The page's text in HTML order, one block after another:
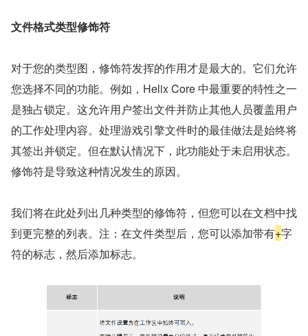
文件格式类型修饰符
对于您的类型图，修饰符发挥的作用才是最大的。它们允许
您选择不同的功能。例如，Helix Core 中最重要的特性之一
是独占锁定。这允许用户签出文件并防止其他人员覆盖用户
的工作处理内容。处理游戏引擎文件时的最佳做法是始终将
其签出并锁定。但在默认情况下，此功能处于未启用状态。
修饰符是导致这种情况发生的原因。
我们将在此处列出几种类型的修饰符，但您可以在文档中找
到更完整的列表。注：在文件类型后，您可以添加带有+字
符的标志，然后添加标志。